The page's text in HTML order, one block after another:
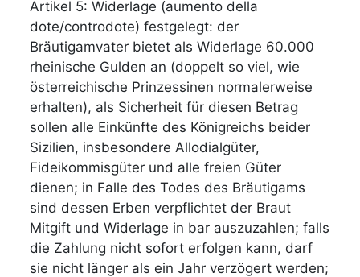
Artikel 5: Widerlage (aumento della
dote/controdote) festgelegt: der
Bräutigamvater bietet als Widerlage 60.000
rheinische Gulden an (doppelt so viel, wie
österreichische Prinzessinen normalerweise
erhalten), als Sicherheit für diesen Betrag
sollen alle Einkünfte des Königreichs beider
Sizilien, insbesondere Allodialgüter,
Fideikommisgüter und alle freien Güter
dienen; in Falle des Todes des Bräutigams
sind dessen Erben verpflichtet der Braut
Mitgift und Widerlage in bar auszuzahlen; falls
die Zahlung nicht sofort erfolgen kann, darf
sie nicht länger als ein Jahr verzögert werden;